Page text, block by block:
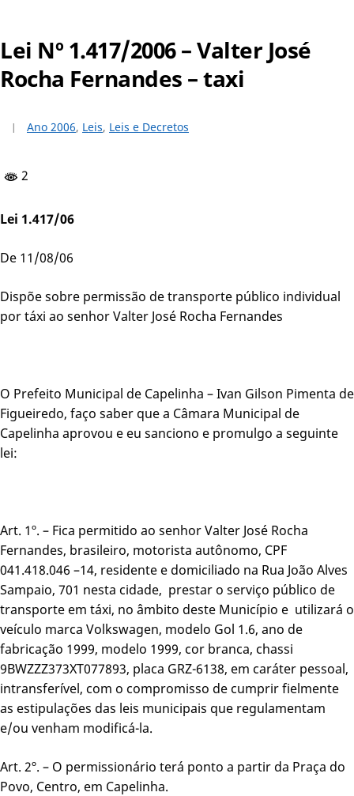
Lei Nº 1.417/2006 – Valter José
Rocha Fernandes – taxi
Ano 2006, Leis, Leis e Decretos
2
Lei 1.417/06
De 11/08/06
Dispõe sobre permissão de transporte público individual
por táxi ao senhor Valter José Rocha Fernandes
O Prefeito Municipal de Capelinha – Ivan Gilson Pimenta de
Figueiredo, faço saber que a Câmara Municipal de
Capelinha aprovou e eu sanciono e promulgo a seguinte
lei:
Art. 1º. – Fica permitido ao senhor Valter José Rocha
Fernandes, brasileiro, motorista autônomo, CPF
041.418.046 –14, residente e domiciliado na Rua João Alves
Sampaio, 701 nesta cidade, prestar o serviço público de
transporte em táxi, no âmbito deste Município e utilizará o
veículo marca Volkswagen, modelo Gol 1.6, ano de
fabricação 1999, modelo 1999, cor branca, chassi
9BWZZZ373XT077893, placa GRZ-6138, em caráter pessoal,
intransferível, com o compromisso de cumprir fielmente
as estipulações das leis municipais que regulamentam
e/ou venham modificá-la.
Art. 2º. – O permissionário terá ponto a partir da Praça do
Povo, Centro, em Capelinha.